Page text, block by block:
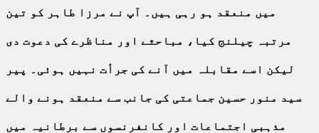
میں منعقد ہو رہی ہیں۔ آپ نے مرزا طاہر کو تین
مرتبہ چیلنج کیا، مباحثے اور مناظرے کی دعوت دی
لیکن اسے مقابلہ میں آنے کی جرأت نہیں ہوئی۔ پیر
سید منور حسین جماعتی کی جانب سے منعقد ہونے والے
مذہبی اجتماعات اور کانفرنسوں سے برطانیہ میں